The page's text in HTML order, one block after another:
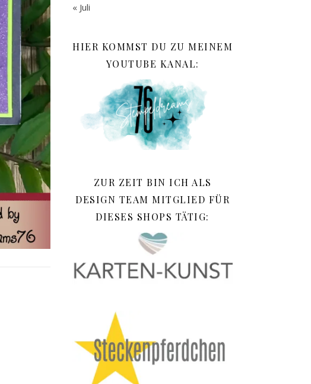
« Juli
HIER KOMMST DU ZU MEINEM
YOUTUBE KANAL:
ZUR ZEIT BIN ICH ALS
DESIGN TEAM MITGLIED FÜR
DIESES SHOPS TÄTIG: